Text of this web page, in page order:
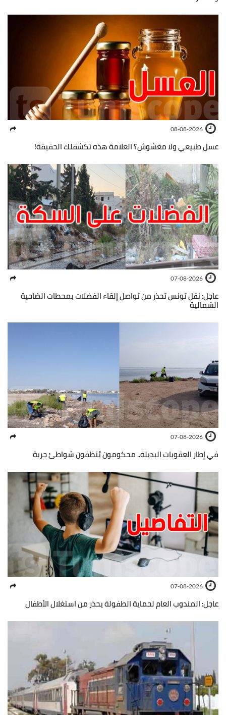
08-08-2026
عسل طبيعي ولا مغشوش؟ العلامة هذه تكشفلك الحقيقة!
07-08-2026
عاجل: نقل تونس تحذر من تواصل إلقاء الفضلات بمحطات الضاحية
الشمالية
07-08-2026
في إطار العقوبات البديلة.. محكومون يُنظفون شواطئ جربة
07-08-2026
عاجل: المندوب العام لحماية الطفولة يحذر من استغلال الأطفال